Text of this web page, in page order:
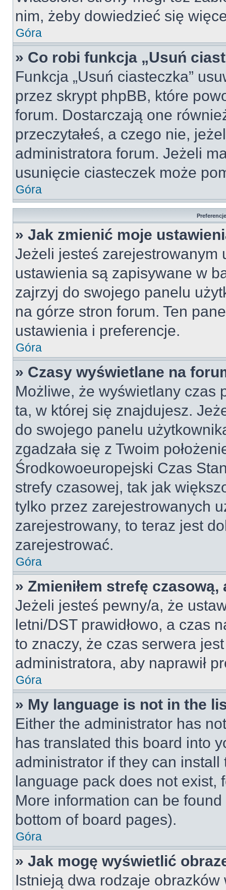
nim, żeby dowiedzieć się
Góra
» Co robi funkcja „Usuń
Funkcja „Usuń ciasteczka”
przez skrypt phpBB, które
forum. Dostarczają one
przeczytałeś, a czego nie,
administratora forum. Jeżeli
usunięcie ciasteczek może
Góra
» Jak zmienić moje
Jeżeli jesteś zarejestrowanym
ustawienia są zapisywane w
zajrzyj do swojego panelu
na górze stron forum. Ten
ustawienia i preferencje.
Góra
» Czasy wyświetlane na
Możliwe, że wyświetlany czas
ta, w której się znajdujesz.
do swojego panelu
zgadzała się z Twoim
Środkowoeuropejski Czas
strefy czasowej, tak jak
tylko przez zarejestrowanych
zarejestrowany, to teraz jest
zarejestrować.
Góra
» Zmieniłem strefę
Jeżeli jesteś pewny/a, że
letni/DST prawidłowo, a czas
to znaczy, że czas serwera
administratora, aby naprawił
Góra
» My language is not in the
Either the administrator has
has translated this board into
administrator if they can
language pack does not exist,
More information can be
bottom of board pages).
Góra
» Jak mogę wyświetlić
Istnieją dwa rodzaje